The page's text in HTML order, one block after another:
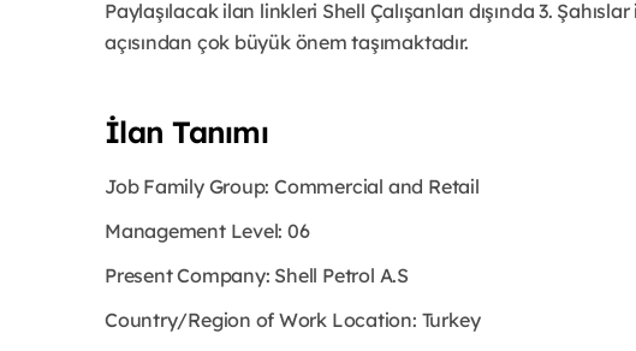
Paylaşılacak ilan linkleri Shell Çalışanları dışında 3.
açısından çok büyük önem taşımaktadır.
İlan Tanımı
Job Family Group: Commercial and Retail
Management Level: 06
Present Company: Shell Petrol A.S
Country/Region of Work Location: Turkey